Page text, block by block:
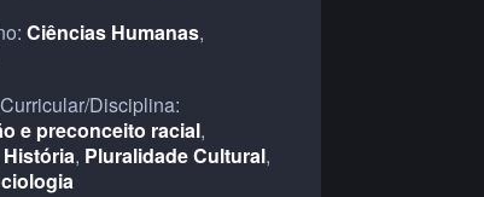
Ciências Humanas,
Disciplina:
e preconceito racial,
História, Pluralidade Cultural,